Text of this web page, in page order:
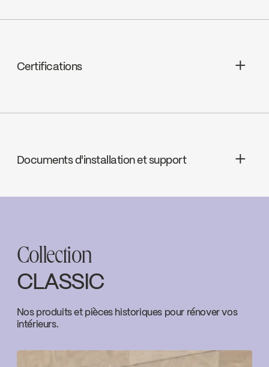
Garantie à vie limitée
L/min (1,2 gpm) à 60 psi
Certifications
Water Sense
Documents d'installation et support
Collection
CLASSIC
Nos produits et pièces historiques pour rénover vos
intérieurs.